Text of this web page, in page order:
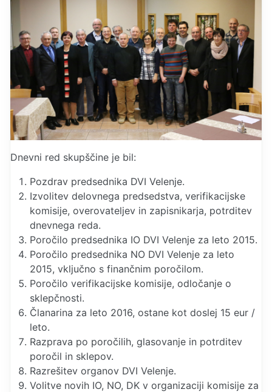
Dnevni red skupščine je bil:
Pozdrav predsednika DVI Velenje.
Izvolitev delovnega predsedstva, verifikacijske
komisije, overovateljev in zapisnikarja, potrditev
dnevnega reda.
Poročilo predsednika IO DVI Velenje za leto 2015.
Poročilo predsednika NO DVI Velenje za leto
2015, vključno s finančnim poročilom.
Poročilo verifikacijske komisije, odločanje o
sklepčnosti.
Članarina za leto 2016, ostane kot doslej 15 eur /
leto.
Razprava po poročilih, glasovanje in potrditev
poročil in sklepov.
Razrešitev organov DVI Velenje.
Volitve novih IO, NO, DK v organizaciji komisije za